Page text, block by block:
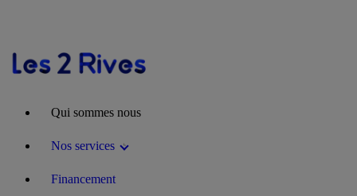
Qui sommes nous
Nos services
Financement